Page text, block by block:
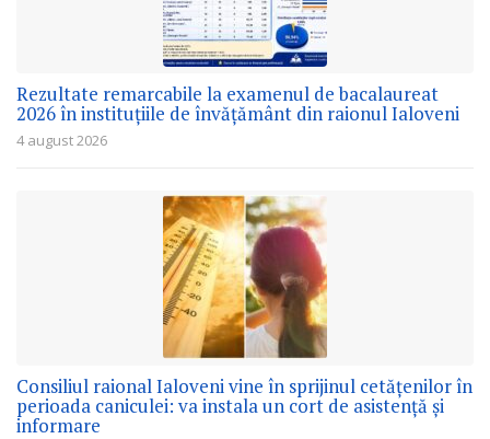
Rezultate remarcabile la examenul de bacalaureat
2026 în instituțiile de învățământ din raionul Ialoveni
4 august 2026
Consiliul raional Ialoveni vine în sprijinul cetățenilor în
perioada caniculei: va instala un cort de asistență și
informare